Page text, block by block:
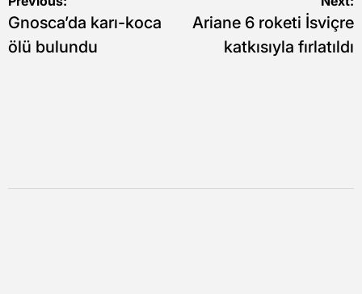
gezinmesi
Gnosca’da karı-koca
ölü bulundu
Ariane 6 roketi İsviçre
katkısıyla fırlatıldı